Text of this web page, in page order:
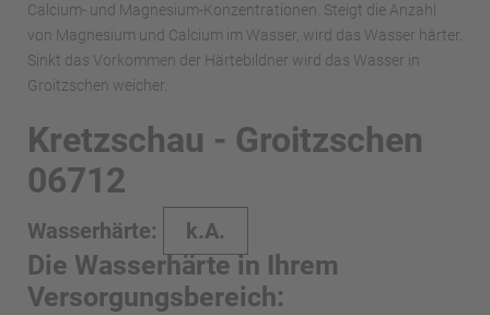
Calcium- und Magnesium-Konzentrationen. Steigt die Anzahl
von Magnesium und Calcium im Wasser, wird das Wasser härter.
Sinkt das Vorkommen der Härtebildner wird das Wasser in
Groitzschen weicher.
Kretzschau - Groitzschen
06712
Wasserhärte: k.A.
Die Wasserhärte in Ihrem
Versorgungsbereich: